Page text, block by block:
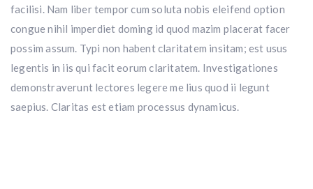
facilisi. Nam liber tempor cum soluta nobis eleifend option
congue nihil imperdiet doming id quod mazim placerat facer
possim assum. Typi non habent claritatem insitam; est usus
legentis in iis qui facit eorum claritatem. Investigationes
demonstraverunt lectores legere me lius quod ii legunt
saepius. Claritas est etiam processus dynamicus.